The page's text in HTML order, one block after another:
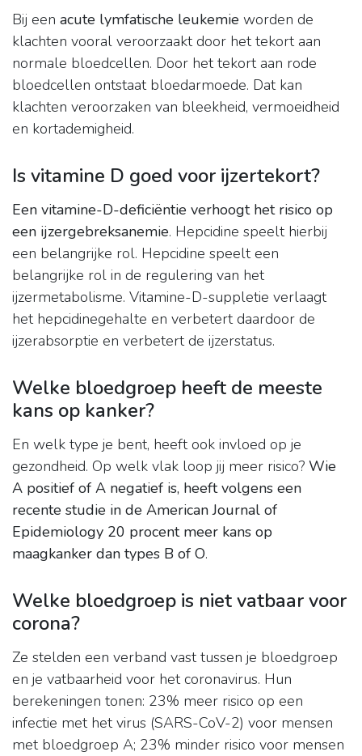
Bij een acute lymfatische leukemie worden de
klachten vooral veroorzaakt door het tekort aan
normale bloedcellen. Door het tekort aan rode
bloedcellen ontstaat bloedarmoede. Dat kan
klachten veroorzaken van bleekheid, vermoeidheid
en kortademigheid.
Is vitamine D goed voor ijzertekort?
Een vitamine-D-deficiëntie verhoogt het risico op
een ijzergebreksanemie. Hepcidine speelt hierbij
een belangrijke rol. Hepcidine speelt een
belangrijke rol in de regulering van het
ijzermetabolisme. Vitamine-D-suppletie verlaagt
het hepcidinegehalte en verbetert daardoor de
ijzerabsorptie en verbetert de ijzerstatus.
Welke bloedgroep heeft de meeste
kans op kanker?
En welk type je bent, heeft ook invloed op je
gezondheid. Op welk vlak loop jij meer risico? Wie
A positief of A negatief is, heeft volgens een
recente studie in de American Journal of
Epidemiology 20 procent meer kans op
maagkanker dan types B of O.
Welke bloedgroep is niet vatbaar voor
corona?
Ze stelden een verband vast tussen je bloedgroep
en je vatbaarheid voor het coronavirus. Hun
berekeningen tonen: 23% meer risico op een
infectie met het virus (SARS-CoV-2) voor mensen
met bloedgroep A; 23% minder risico voor mensen